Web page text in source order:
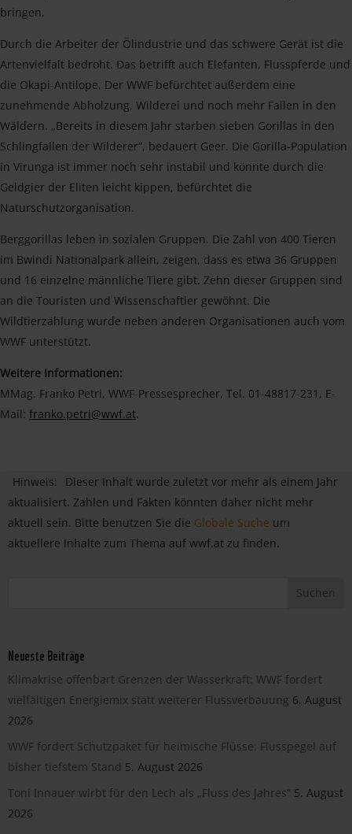
bringen.
Durch die Arbeiter der Ölindustrie und das schwere Gerät ist die
Artenvielfalt bedroht. Das betrifft auch Elefanten, Flusspferde und
die Okapi-Antilope. Der WWF befürchtet außerdem eine
zunehmende Abholzung, Wilderei und noch mehr Fallen in den
Wäldern. „Bereits in diesem Jahr starben sieben Gorillas in den
Schlingfallen der Wilderer“, bedauert Geer. Die Gorilla-Population
in Virunga ist immer noch sehr instabil und könnte durch die
Geldgier der Eliten leicht kippen, befürchtet die
Naturschutzorganisation.
Berggorillas leben in sozialen Gruppen. Die Zahl von 400 Tieren
im Bwindi Nationalpark allein, zeigen, dass es etwa 36 Gruppen
und 16 einzelne männliche Tiere gibt. Zehn dieser Gruppen sind
an die Touristen und Wissenschaftler gewöhnt. Die
Wildtierzählung wurde neben anderen Organisationen auch vom
WWF unterstützt.
Weitere Informationen:
MMag. Franko Petri, WWF-Pressesprecher, Tel. 01-48817-231, E-
Mail: franko.petri@wwf.at.
Hinweis:
Dieser Inhalt wurde zuletzt vor mehr als einem Jahr
aktualisiert. Zahlen und Fakten könnten daher nicht mehr
aktuell sein. Bitte benutzen Sie die Globale Suche um
aktuellere Inhalte zum Thema auf wwf.at zu finden.
Neueste Beiträge
Klimakrise offenbart Grenzen der Wasserkraft: WWF fordert
vielfältigen Energiemix statt weiterer Flussverbauung 6. August
2026
WWF fordert Schutzpaket für heimische Flüsse: Flusspegel auf
bisher tiefstem Stand 5. August 2026
Toni Innauer wirbt für den Lech als „Fluss des Jahres“ 5. August
2026